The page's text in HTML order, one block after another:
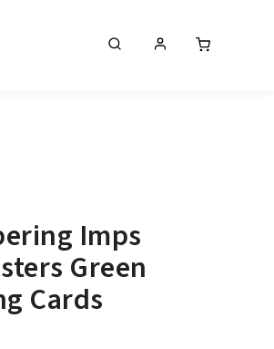
Imps
Green
Cards